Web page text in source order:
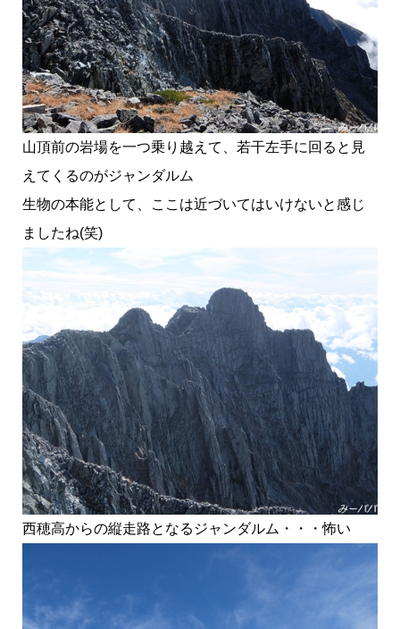
山頂前の岩場を一つ乗り越えて、若干左手に回ると見
えてくるのがジャンダルム
生物の本能として、ここは近づいてはいけないと感じ
ましたね(笑)
西穂高からの縦走路となるジャンダルム・・・怖い